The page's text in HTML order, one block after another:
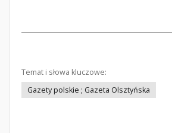
Temat i słowa kluczowe:
Gazety polskie ; Gazeta Olsztyńska